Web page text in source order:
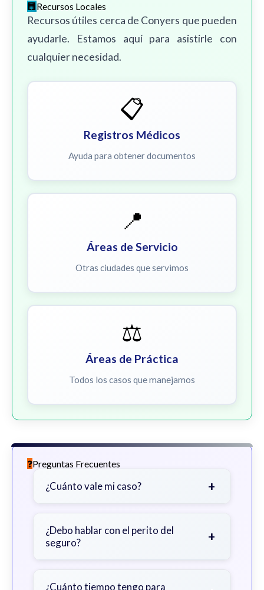
Recursos Locales
Recursos útiles cerca de Conyers que pueden
ayudarle. Estamos aquí para asistirle con
cualquier necesidad.
📋
Registros Médicos
Ayuda para obtener documentos
📍
Áreas de Servicio
Otras ciudades que servimos
⚖️
Áreas de Práctica
Todos los casos que manejamos
Preguntas Frecuentes
¿Cuánto vale mi caso? +
gravedad de sus lesiones, facturas
médicas, tiempo fuera del trabajo y
¿Debo hablar con el perito del
seguro?
+
primero con un abogado para evitar
¿Cuánto tiempo tengo para